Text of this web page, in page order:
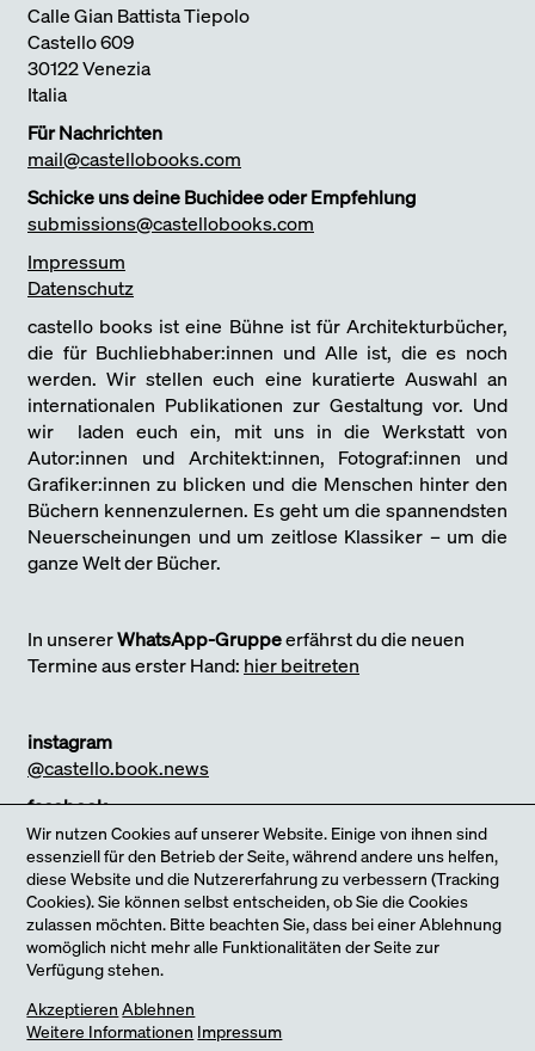
Calle Gian Battista Tiepolo
Castello 609
30122 Venezia
Italia
Für Nachrichten
mail@castellobooks.com
Schicke uns deine Buchidee oder Empfehlung
submissions@castellobooks.com
Impressum
Datenschutz
castello books ist eine Bühne ist für Architekturbücher,
die für Buchliebhaber:innen und Alle ist, die es noch
werden. Wir stellen euch eine kuratierte Auswahl an
internationalen Publikationen zur Gestaltung vor. Und
wir laden euch ein, mit uns in die Werkstatt von
Autor:innen und Architekt:innen, Fotograf:innen und
Grafiker:innen zu blicken und die Menschen hinter den
Büchern kennenzulernen. Es geht um die spannendsten
Neuerscheinungen und um zeitlose Klassiker – um die
ganze Welt der Bücher.
In unsererWhatsApp-Gruppeerfährst du die neuen
Termine aus erster Hand: hier beitreten
instagram
@castello.book.news
facebook
@castellobooks
Unsere Medienpartner:innen
Melde dich für unseren Newsletter an
Jetzt neu: unser Online-Shop
Wir nutzen Cookies auf unserer Website. Einige von ihnen sind
essenziell für den Betrieb der Seite, während andere uns helfen,
diese Website und die Nutzererfahrung zu verbessern (Tracking
Cookies). Sie können selbst entscheiden, ob Sie die Cookies
zulassen möchten. Bitte beachten Sie, dass bei einer Ablehnung
womöglich nicht mehr alle Funktionalitäten der Seite zur
Verfügung stehen.
Akzeptieren Ablehnen
Weitere Informationen Impressum